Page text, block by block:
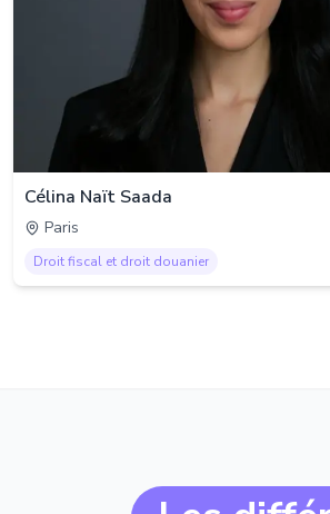
Célina Naït Saada
Paris
Droit fiscal et droit douanier